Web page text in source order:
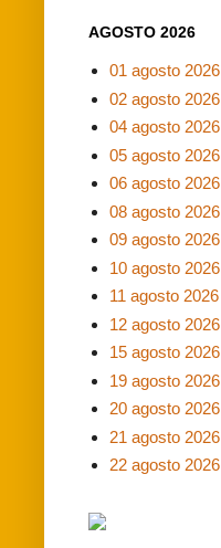
AGOSTO 2026
01 agosto 2026
02 agosto 2026
04 agosto 2026
05 agosto 2026
06 agosto 2026
08 agosto 2026
09 agosto 2026
10 agosto 2026
11 agosto 2026
12 agosto 2026
15 agosto 2026
19 agosto 2026
20 agosto 2026
21 agosto 2026
22 agosto 2026